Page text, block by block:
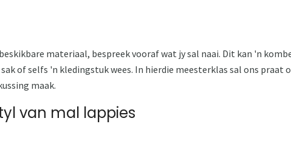
materiaal, bespreek vooraf wat jy sal naai. Dit kan 'n
of selfs 'n kledingstuk wees. In hierdie meesterklas sal ons praat
maak.
van mal lappies